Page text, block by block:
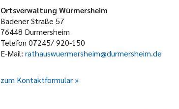
Ortsverwaltung Würmersheim
Badener Straße 57
76448 Durmersheim
Telefon 07245/ 920-150
E-Mail: rathauswuermersheim@durmersheim.de
zum Kontaktformular